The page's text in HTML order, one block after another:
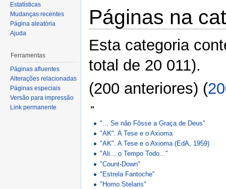
Páginas na
Esta categoria
total de 20 011).
(200 anteriores) (
"
"... Se não Fôsse a Graça de Deus"
"AK". A Tese e o Axioma
"AK". A Tese e o Axioma (EdA, 1959)
"Ali... o Tempo Todo..."
"Count-Down"
"Estrela Fantoche"
"Homo Stelaris"
Estatísticas
Mudanças recentes
Página aleatória
Ajuda
Ferramentas
Páginas afluentes
Alterações relacionadas
Páginas especiais
Versão para impressão
Link permanente